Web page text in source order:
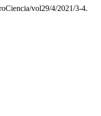
vol29/4/2021/3-4.